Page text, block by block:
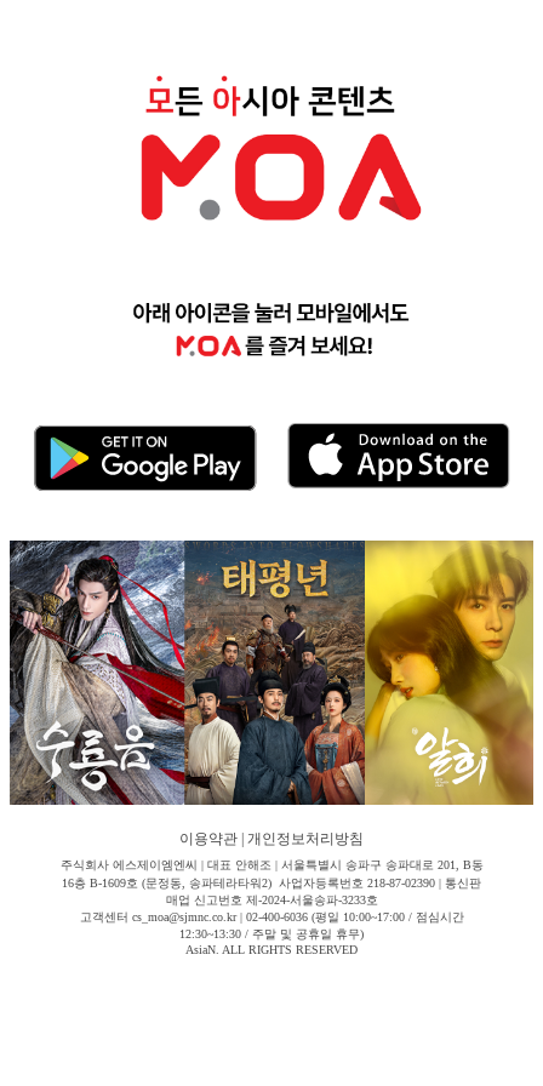
이용약관 개인정보처리방침
주식회사 에스제이엠엔씨 | 대표 안해조 | 서울특별시 송파구 송파대로 201, B동
16층 B-1609호 (문정동, 송파테라타워2) 사업자등록번호 218-87-02390 | 통신판
매업 신고번호 제-2024-서울송파-3233호
고객센터 cs_moa@sjmnc.co.kr | 02-400-6036 (평일 10:00~17:00 / 점심시간
12:30~13:30 / 주말 및 공휴일 휴무)
AsiaN. ALL RIGHTS RESERVED